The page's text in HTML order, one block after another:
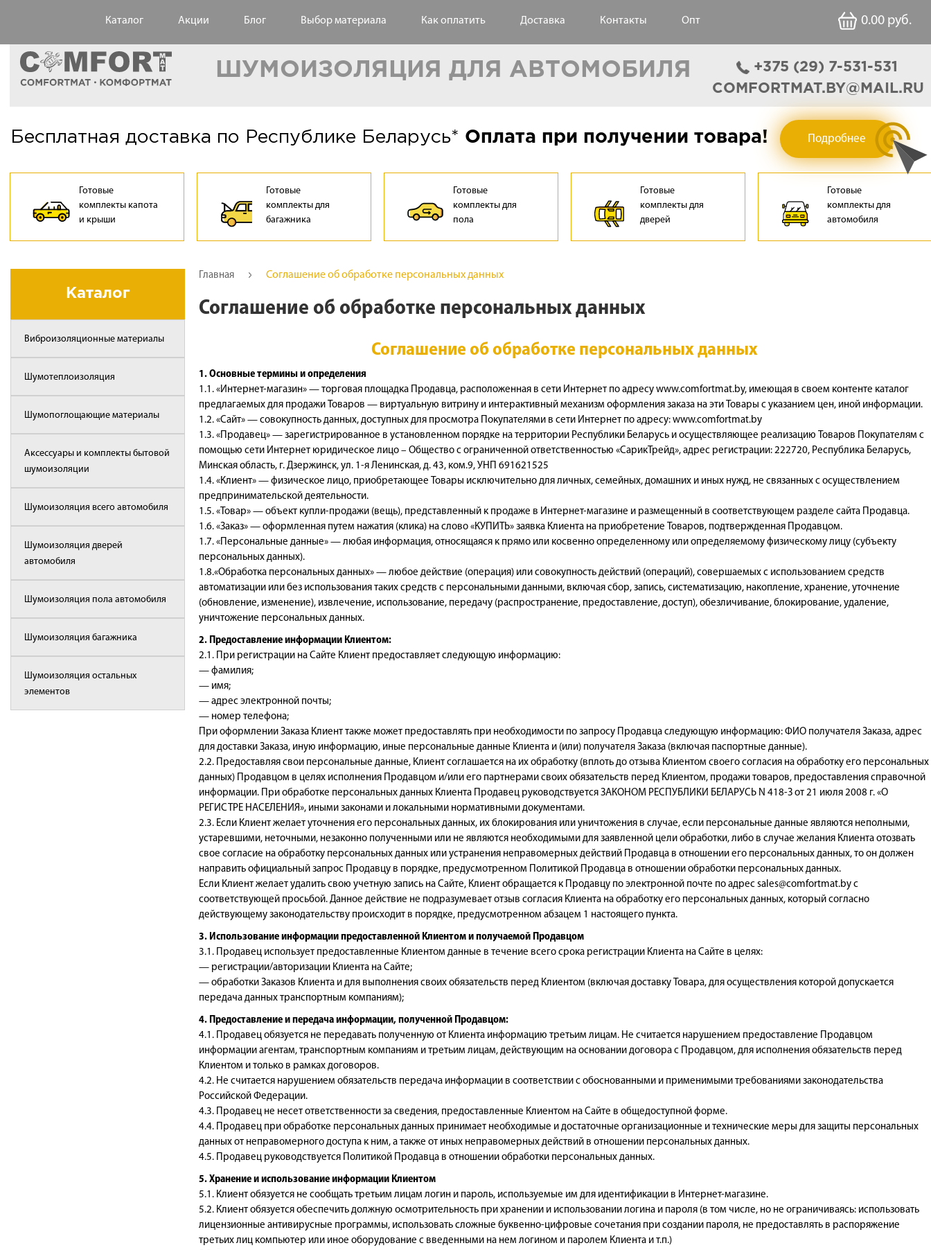
Каталог Акции Блог Выбор материала Как оплатить Доставка Контакты Опт 0.00 руб.
ШУМОИЗОЛЯЦИЯ ДЛЯ АВТОМОБИЛЯ
‎+375 (29) 7-531-531
COMFORTMAT.BY@MAIL.RU
Бесплатная доставка по Республике Беларусь* Оплата при получении товара! Подробнее
Готовые
комплекты капота
и крыши
Готовые
комплекты для
багажника
Готовые
комплекты для
пола
Готовые
комплекты для
дверей
Готовые
комплекты для
автомобиля
Каталог
Виброизоляционные материалы
Шумотеплоизоляция
Шумопоглощающие материалы
Аксессуары и комплекты бытовой
шумоизоляции
Шумоизоляция всего автомобиля
Шумоизоляция дверей
автомобиля
Шумоизоляция пола автомобиля
Шумоизоляция багажника
Шумоизоляция остальных
элементов
Главная Соглашение об обработке персональных данных
Соглашение об обработке персональных данных
Соглашение об обработке персональных данных
1. Основные термины и определения
1.1. «Интернет-магазин» — торговая площадка Продавца, расположенная в сети Интернет по адресу www.comfortmat.by, имеющая в своем контенте каталог
предлагаемых для продажи Товаров — виртуальную витрину и интерактивный механизм оформления заказа на эти Товары с указанием цен, иной информации.
1.2. «Сайт» — совокупность данных, доступных для просмотра Покупателями в сети Интернет по адресу: www.comfortmat.by
1.3. «Продавец» — зарегистрированное в установленном порядке на территории Республики Беларусь и осуществляющее реализацию Товаров Покупателям с
помощью сети Интернет юридическое лицо – Общество с ограниченной ответственностью «СарикТрейд», адрес регистрации: 222720, Республика Беларусь,
Минская область, г. Дзержинск, ул. 1-я Ленинская, д. 43, ком.9, УНП 691621525
1.4. «Клиент» — физическое лицо, приобретающее Товары исключительно для личных, семейных, домашних и иных нужд, не связанных с осуществлением
предпринимательской деятельности.
1.5. «Товар» — объект купли-продажи (вещь), представленный к продаже в Интернет-магазине и размещенный в соответствующем разделе сайта Продавца.
1.6. «Заказ» — оформленная путем нажатия (клика) на слово «КУПИТЬ» заявка Клиента на приобретение Товаров, подтвержденная Продавцом.
1.7. «Персональные данные» — любая информация, относящаяся к прямо или косвенно определенному или определяемому физическому лицу (субъекту
персональных данных).
1.8.«Обработка персональных данных» — любое действие (операция) или совокупность действий (операций), совершаемых с использованием средств
автоматизации или без использования таких средств с персональными данными, включая сбор, запись, систематизацию, накопление, хранение, уточнение
(обновление, изменение), извлечение, использование, передачу (распространение, предоставление, доступ), обезличивание, блокирование, удаление,
уничтожение персональных данных.
2. Предоставление информации Клиентом:
2.1. При регистрации на Сайте Клиент предоставляет следующую информацию:
— фамилия;
— имя;
— адрес электронной почты;
— номер телефона;
При оформлении Заказа Клиент также может предоставлять при необходимости по запросу Продавца следующую информацию: ФИО получателя Заказа, адрес
для доставки Заказа, иную информацию, иные персональные данные Клиента и (или) получателя Заказа (включая паспортные данные).
2.2. Предоставляя свои персональные данные, Клиент соглашается на их обработку (вплоть до отзыва Клиентом своего согласия на обработку его персональных
данных) Продавцом в целях исполнения Продавцом и/или его партнерами своих обязательств перед Клиентом, продажи товаров, предоставления справочной
информации. При обработке персональных данных Клиента Продавец руководствуется ЗАКОНОМ РЕСПУБЛИКИ БЕЛАРУСЬ N 418-З от 21 июля 2008 г. «О
РЕГИСТРЕ НАСЕЛЕНИЯ», иными законами и локальными нормативными документами.
2.3. Если Клиент желает уточнения его персональных данных, их блокирования или уничтожения в случае, если персональные данные являются неполными,
устаревшими, неточными, незаконно полученными или не являются необходимыми для заявленной цели обработки, либо в случае желания Клиента отозвать
свое согласие на обработку персональных данных или устранения неправомерных действий Продавца в отношении его персональных данных, то он должен
направить официальный запрос Продавцу в порядке, предусмотренном Политикой Продавца в отношении обработки персональных данных.
Если Клиент желает удалить свою учетную запись на Сайте, Клиент обращается к Продавцу по электронной почте по адрес sales@comfortmat.by с
соответствующей просьбой. Данное действие не подразумевает отзыв согласия Клиента на обработку его персональных данных, который согласно
действующему законодательству происходит в порядке, предусмотренном абзацем 1 настоящего пункта.
3. Использование информации предоставленной Клиентом и получаемой Продавцом
3.1. Продавец использует предоставленные Клиентом данные в течение всего срока регистрации Клиента на Сайте в целях:
— регистрации/авторизации Клиента на Сайте;
— обработки Заказов Клиента и для выполнения своих обязательств перед Клиентом (включая доставку Товара, для осуществления которой допускается
передача данных транспортным компаниям);
4. Предоставление и передача информации, полученной Продавцом:
4.1. Продавец обязуется не передавать полученную от Клиента информацию третьим лицам. Не считается нарушением предоставление Продавцом
информации агентам, транспортным компаниям и третьим лицам, действующим на основании договора с Продавцом, для исполнения обязательств перед
Клиентом и только в рамках договоров.
4.2. Не считается нарушением обязательств передача информации в соответствии с обоснованными и применимыми требованиями законодательства
Российской Федерации.
4.3. Продавец не несет ответственности за сведения, предоставленные Клиентом на Сайте в общедоступной форме.
4.4. Продавец при обработке персональных данных принимает необходимые и достаточные организационные и технические меры для защиты персональных
данных от неправомерного доступа к ним, а также от иных неправомерных действий в отношении персональных данных.
4.5. Продавец руководствуется Политикой Продавца в отношении обработки персональных данных.
5. Хранение и использование информации Клиентом
5.1. Клиент обязуется не сообщать третьим лицам логин и пароль, используемые им для идентификации в Интернет-магазине.
5.2. Клиент обязуется обеспечить должную осмотрительность при хранении и использовании логина и пароля (в том числе, но не ограничиваясь: использовать
лицензионные антивирусные программы, использовать сложные буквенно-цифровые сочетания при создании пароля, не предоставлять в распоряжение
третьих лиц компьютер или иное оборудование с введенными на нем логином и паролем Клиента и т.п.)